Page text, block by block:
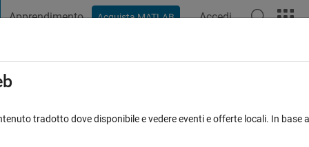
Apprendimento Acquista MATLAB Accedi
an installation of Microsoft Visual
tradotto dove disponibile e vedere eventi e offerte locali. In